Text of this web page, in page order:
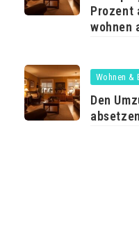
Prozent
wohnen
Wohnen &
Den
absetzen